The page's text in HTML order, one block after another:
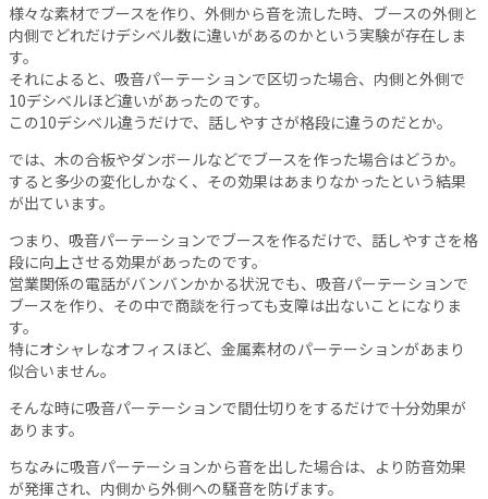
お
す
め
記
当
サ
イ
ト
に
つ
い
て
運
営
会
社
利
様々な素材でブースを作り、外側から音を流した時、ブースの外側と
内側でどれだけデシベル数に違いがあるのかという実験が存在しま
す。
それによると、吸音パーテーションで区切った場合、内側と外側で
10デシベルほど違いがあったのです。
この10デシベル違うだけで、話しやすさが格段に違うのだとか。
では、木の合板やダンボールなどでブースを作った場合はどうか。
すると多少の変化しかなく、その効果はあまりなかったという結果
が出ています。
つまり、吸音パーテーションでブースを作るだけで、話しやすさを格
段に向上させる効果があったのです。
営業関係の電話がバンバンかかる状況でも、吸音パーテーションで
ブースを作り、その中で商談を行っても支障は出ないことになりま
す。
特にオシャレなオフィスほど、金属素材のパーテーションがあまり
似合いません。
そんな時に吸音パーテーションで間仕切りをするだけで十分効果が
あります。
ちなみに吸音パーテーションから音を出した場合は、より防音効果
が発揮され、内側から外側への騒音を防げます。